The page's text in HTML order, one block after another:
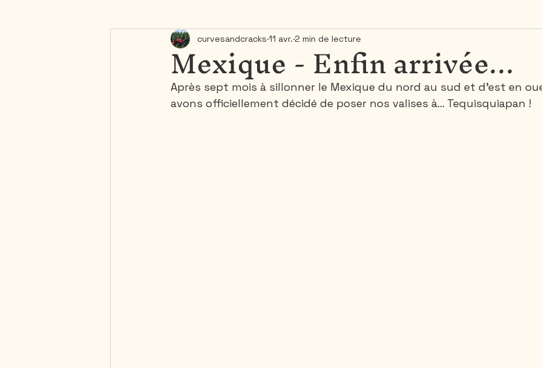
Cartagene Colombie États-Unis
Mauricie Mexique Ontario Plongée sous-marine Portugal
Mexique - Enfin arrivée...
curvesandcracks 11 avr. 2 min de lecture
Après sept mois à sillonner le Mexique du nord au sud et d’est en
avons officiellement décidé de poser nos valises à... Tequisquiapan !